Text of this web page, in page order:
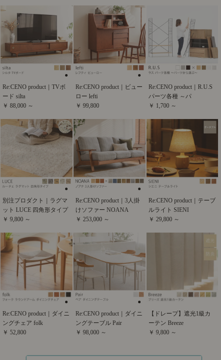
Re:CENO product｜TVボ
ード silta
￥ 88,000 ～
Re:CENO product｜ビュー
ロー lefti
￥ 99,800
Re:CENO product｜R.U.S
パーツ各種 ～パ
￥ 1,700 ～
別注プロダクト｜ラグマ
ット LUCE 四角形タイプ
￥ 9,800 ～
Re:CENO product｜3人掛
けソファー NOANA
￥ 253,000 ～
Re:CENO product｜テーブ
ルライト SIENI
￥ 29,800 ～
Re:CENO product｜ダイニ
ングチェア folk
￥ 52,800
Re:CENO product｜ダイニ
ングテーブル Pair
￥ 98,000 ～
【ドレープ】遮光1級カ
ーテン Breeze
￥ 9,800 ～